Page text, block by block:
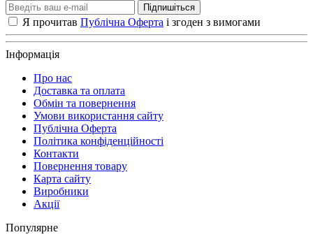
Підпишіться
Я прочитав Публічна Оферта і згоден з вимогами
Інформація
Про нас
Доставка та оплата
Обмін та повернення
Умови використання сайту
Публічна Оферта
Політика конфіденційності
Контакти
Повернення товару
Карта сайту
Виробники
Акції
Популярне